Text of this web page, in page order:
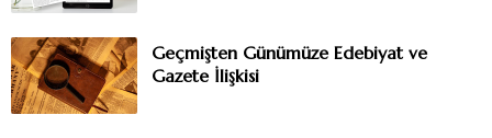
Geçmişten Günümüze Edebiyat ve
Gazete İlişkisi